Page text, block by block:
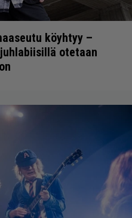
köyhtyy –
otetaan